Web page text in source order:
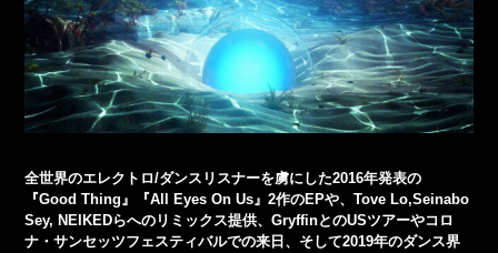
全世界のエレクトロ/ダンスリスナーを虜にした2016年発表の
『Good Thing』『All Eyes On Us』2作のEPや、Tove Lo,Seinabo
Sey, NEIKEDらへのリミックス提供、GryffinとのUSツアーやコロ
ナ・サンセッツフェスティバルでの来日、そして2019年のダンス界